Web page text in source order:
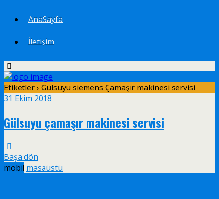
AnaSayfa
İletişim
Etiketler › Gülsuyu siemens Çamaşır makinesi servisi
31 Ekim 2018
Gülsuyu çamaşır makinesi servisi
Başa dön
mobil masaüstü